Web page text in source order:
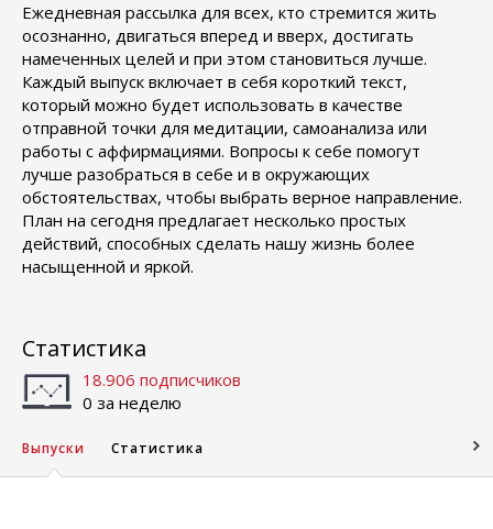
Ежедневная рассылка для всех, кто стремится жить
осознанно, двигаться вперед и вверх, достигать
намеченных целей и при этом становиться лучше.
Каждый выпуск включает в себя короткий текст,
который можно будет использовать в качестве
отправной точки для медитации, самоанализа или
работы с аффирмациями. Вопросы к себе помогут
лучше разобраться в себе и в окружающих
обстоятельствах, чтобы выбрать верное направление.
План на сегодня предлагает несколько простых
действий, способных сделать нашу жизнь более
насыщенной и яркой.
Статистика
18.906 подписчиков
0 за неделю
Выпуски Статистика